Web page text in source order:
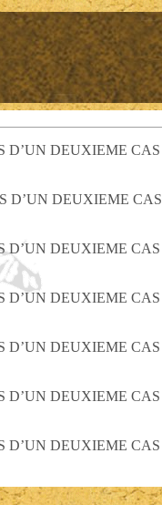
D’UN DEUXIEME CAS
D’UN DEUXIEME CAS
D’UN DEUXIEME CAS
D’UN DEUXIEME CAS
D’UN DEUXIEME CAS
D’UN DEUXIEME CAS
D’UN DEUXIEME CAS